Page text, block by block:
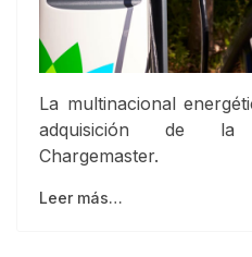
La multinacional
adquisición de la
Chargemaster.
Leer más…